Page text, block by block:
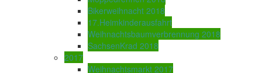
Bikerweihnacht 2018
17.Heimkinderausfahrt
Weihnachtsbaumverbrennung 2018
SachsenKrad 2018
2017
Weihnachtsmarkt 2017